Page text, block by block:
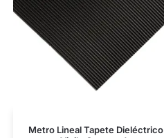
Metro Lineal Tapete Dieléctrico